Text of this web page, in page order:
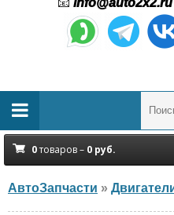
0товаров – 0 руб.
АвтоЗапчасти »